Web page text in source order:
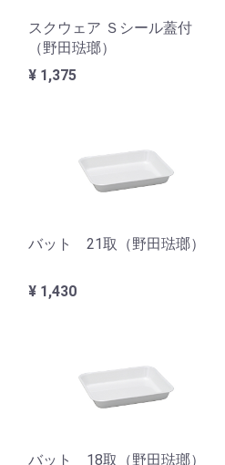
スクウェア Ｓシール蓋付
（野田琺瑯）
¥ 1,375
バット 21取（野田琺瑯）
¥ 1,430
バット 18取（野田琺瑯）